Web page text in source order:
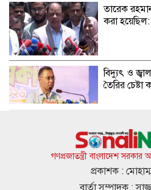
তারেক
করা
বিদ্যুৎ ও
তৈরির চেষ্টা
গ্রিসের
অর্ধশতাধিক
গণপ্রজাতন্ত্রী বাংলাদেশ
প্রকাশক :